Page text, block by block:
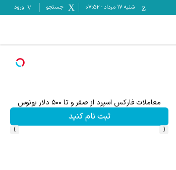
شنبه ۱۷ مرداد -
07:52 جستجو ورود
هنوز 50 تتر رو دریافت نکردی؟ | رایگان ثبت نام کن و رایگان شروع کن!
دریافت 50 تتر !
‹
›